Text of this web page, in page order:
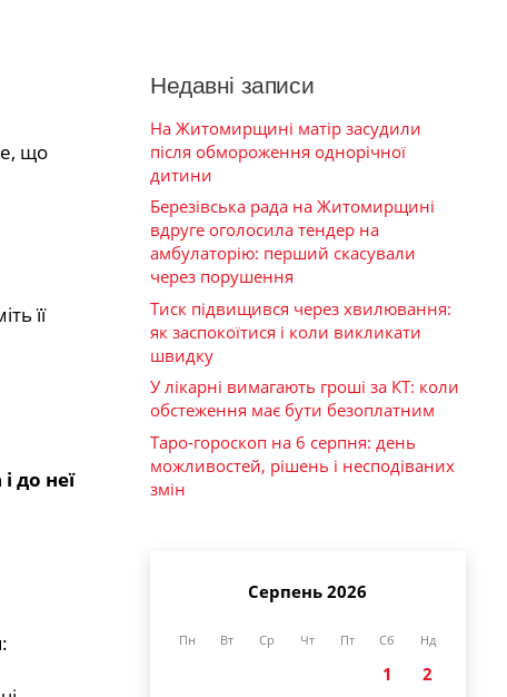
що
її
до неї
Недавні записи
На Житомирщині матір засудили
після обмороження однорічної
дитини
Березівська рада на Житомирщині
вдруге оголосила тендер на
амбулаторію: перший скасували
через порушення
Тиск підвищився через хвилювання:
як заспокоїтися і коли викликати
швидку
У лікарні вимагають гроші за КТ: коли
обстеження має бути безоплатним
Таро-гороскоп на 6 серпня: день
можливостей, рішень і несподіваних
змін
Серпень 2026
Пн Вт Ср Чт Пт Сб Нд
1
2